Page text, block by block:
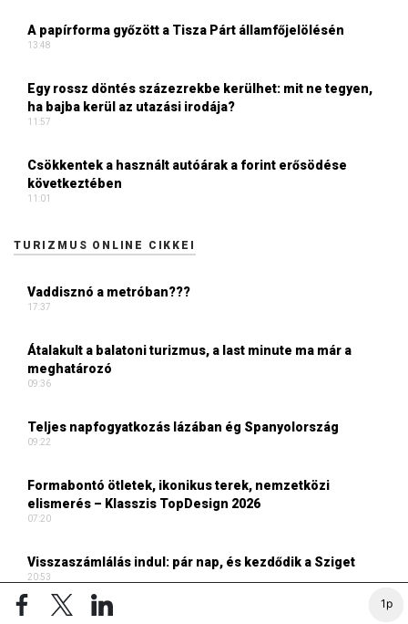
1p
A papírforma győzött a Tisza Párt államfőjelölésén
13:48
Egy rossz döntés százezrekbe kerülhet: mit ne tegyen,
ha bajba kerül az utazási irodája?
11:57
Csökkentek a használt autóárak a forint erősödése
következtében
11:01
TURIZMUS ONLINE CIKKEI
Vaddisznó a metróban???
17:37
Átalakult a balatoni turizmus, a last minute ma már a
meghatározó
09:36
Teljes napfogyatkozás lázában ég Spanyolország
09:22
Formabontó ötletek, ikonikus terek, nemzetközi
elismerés – Klasszis TopDesign 2026
07:20
Visszaszámlálás indul: pár nap, és kezdődik a Sziget
20:53